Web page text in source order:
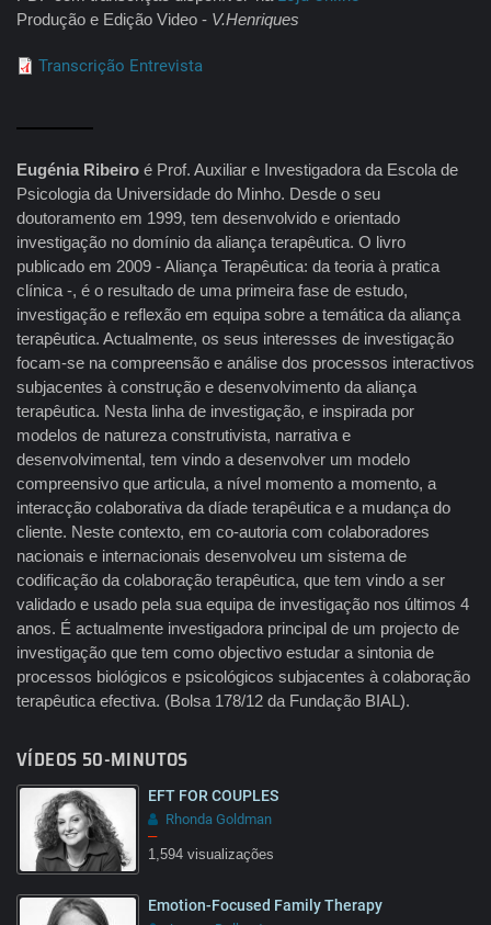
Produção e Edição Video - V.Henriques
Transcrição Entrevista
Eugénia Ribeiro é Prof. Auxiliar e Investigadora da Escola de
Psicologia da Universidade do Minho. Desde o seu
doutoramento em 1999, tem desenvolvido e orientado
investigação no domínio da aliança terapêutica. O livro
publicado em 2009 - Aliança Terapêutica: da teoria à pratica
clínica -, é o resultado de uma primeira fase de estudo,
investigação e reflexão em equipa sobre a temática da aliança
terapêutica. Actualmente, os seus interesses de investigação
focam-se na compreensão e análise dos processos interactivos
subjacentes à construção e desenvolvimento da aliança
terapêutica. Nesta linha de investigação, e inspirada por
modelos de natureza construtivista, narrativa e
desenvolvimental, tem vindo a desenvolver um modelo
compreensivo que articula, a nível momento a momento, a
interacção colaborativa da díade terapêutica e a mudança do
cliente. Neste contexto, em co-autoria com colaboradores
nacionais e internacionais desenvolveu um sistema de
codificação da colaboração terapêutica, que tem vindo a ser
validado e usado pela sua equipa de investigação nos últimos 4
anos. É actualmente investigadora principal de um projecto de
investigação que tem como objectivo estudar a sintonia de
processos biológicos e psicológicos subjacentes à colaboração
terapêutica efectiva. (Bolsa 178/12 da Fundação BIAL).
VÍDEOS 50-MINUTOS
08:03
EFT FOR COUPLES
Rhonda Goldman
–
1,594 visualizações
Emotion-Focused Family Therapy